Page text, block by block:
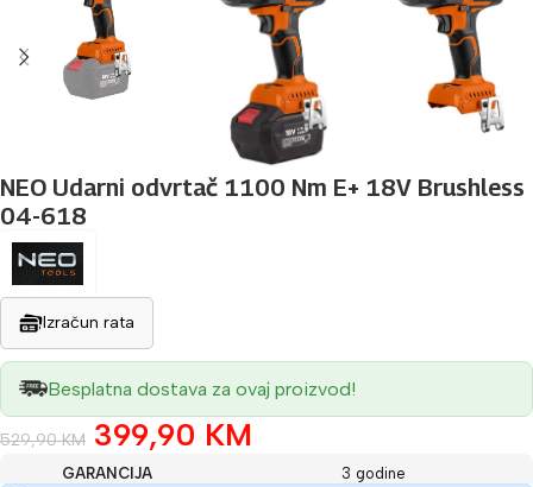
NEO Udarni odvrtač 1100 Nm E+ 18V Brushless
04-618
Izračun rata
Besplatna dostava za ovaj proizvod!
529,90KM 399,90 KM
GARANCIJA
3 godine